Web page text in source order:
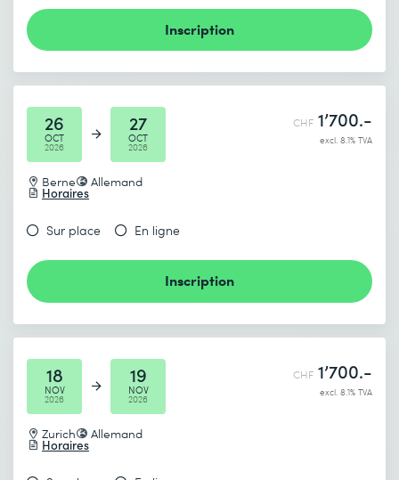
Inscription
26
OCT
2026
27
OCT
2026
Berne Allemand
Horaires
CHF 1’700.-
excl. 8.1% TVA
Sur place En ligne
Inscription
18
NOV
2026
19
NOV
2026
Zurich Allemand
Horaires
CHF 1’700.-
excl. 8.1% TVA